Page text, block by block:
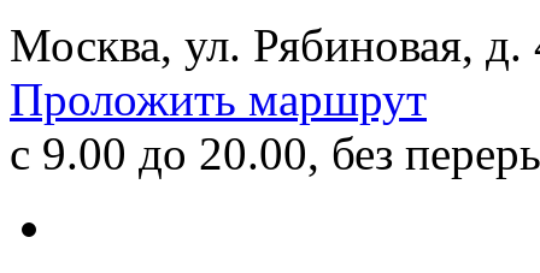
Москва, ул. Рябиновая, д.
Проложить маршрут
с 9.00 до 20.00, без